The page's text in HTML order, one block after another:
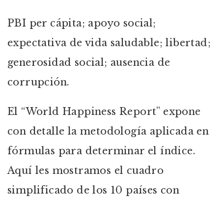
PBI per cápita; apoyo social;
expectativa de vida saludable; libertad;
generosidad social; ausencia de
corrupción.
El “World Happiness Report” expone
con detalle la metodología aplicada en
fórmulas para determinar el índice.
Aquí les mostramos el cuadro
simplificado de los 10 países con